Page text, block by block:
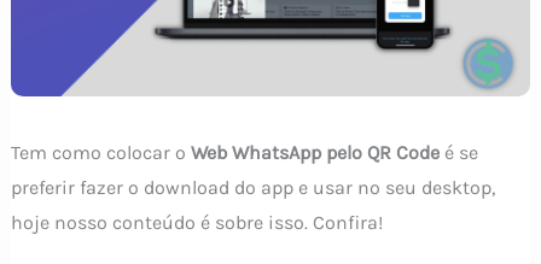
Tem como colocar o Web WhatsApp pelo QR Codeé se
preferir fazer o download do app e usar no seu desktop,
hoje nosso conteúdo é sobre isso. Confira!